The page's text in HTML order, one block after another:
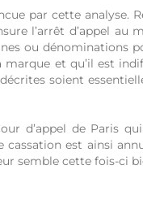
par cette
l’arrêt d’appel au
ou dénominations
et qu’il est
soient
d’appel de Paris
cassation est ainsi
semble cette fois-ci